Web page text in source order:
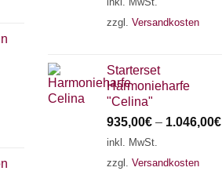
zzgl. Versandkosten
Starterset
Harmonieharfe
"Celina"
935,00€ – 1.046,00€
inkl. MwSt.
zzgl. Versandkosten